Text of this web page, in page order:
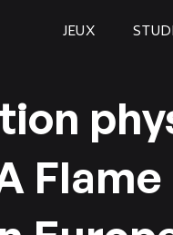
JEUX